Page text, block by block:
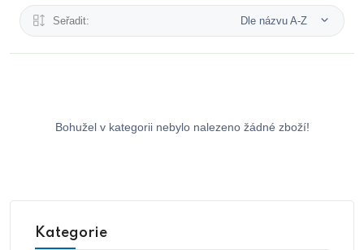
Seřadit: Dle názvu A-Z
Bohužel v kategorii nebylo nalezeno žádné zboží!
Kategorie